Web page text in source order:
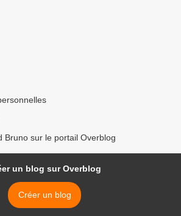
Bruno sur le portail Overblog
un blog sur Overblog
Créer un blog